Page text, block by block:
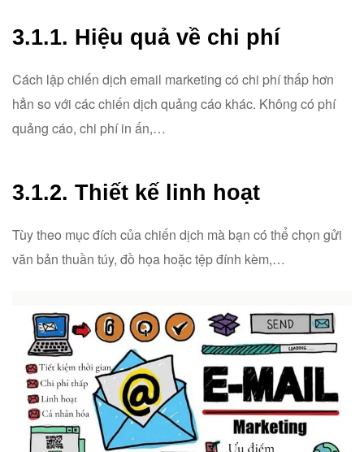
3.1.1. Hiệu quả về chi phí
Cách lập chiến dịch email marketing có chi phí thấp hơn
hẳn so với các chiến dịch quảng cáo khác. Không có phí
quảng cáo, chi phí in ấn,…
3.1.2. Thiết kế linh hoạt
Tùy theo mục đích của chiến dịch mà bạn có thể chọn gửi
văn bản thuần túy, đồ họa hoặc tệp đính kèm,…